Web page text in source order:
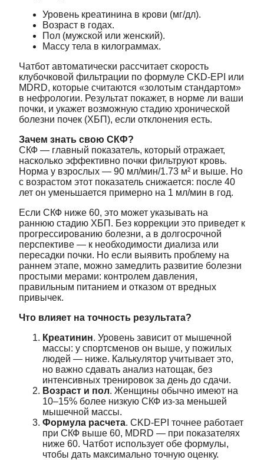
Уровень креатинина в крови (мг/дл).
Возраст в годах.
Пол (мужской или женский).
Массу тела в килограммах.
Чатбот автоматически рассчитает скорость
клубочковой фильтрации по формуле CKD-EPI или
MDRD, которые считаются «золотым стандартом»
в нефрологии. Результат покажет, в норме ли ваши
почки, и укажет возможную стадию хронической
болезни почек (ХБП), если отклонения есть.
Зачем знать свою СКФ?
СКФ — главный показатель, который отражает,
насколько эффективно почки фильтруют кровь.
Норма у взрослых — 90 мл/мин/1.73 м² и выше. Но
с возрастом этот показатель снижается: после 40
лет он уменьшается примерно на 1 мл/мин в год.
Если СКФ ниже 60, это может указывать на
раннюю стадию ХБП. Без коррекции это приведет к
прогрессированию болезни, а в долгосрочной
перспективе — к необходимости диализа или
пересадки почки. Но если выявить проблему на
раннем этапе, можно замедлить развитие болезни
простыми мерами: контролем давления,
правильным питанием и отказом от вредных
привычек.
Что влияет на точность результата?
Креатинин. Уровень зависит от мышечной
массы: у спортсменов он выше, у пожилых
людей — ниже. Калькулятор учитывает это,
но важно сдавать анализ натощак, без
интенсивных тренировок за день до сдачи.
Возраст и пол. Женщины обычно имеют на
10–15% более низкую СКФ из-за меньшей
мышечной массы.
Формула расчета. CKD-EPI точнее работает
при СКФ выше 60, MDRD — при показателях
ниже 60. Чатбот использует обе формулы,
чтобы дать максимально точную оценку.